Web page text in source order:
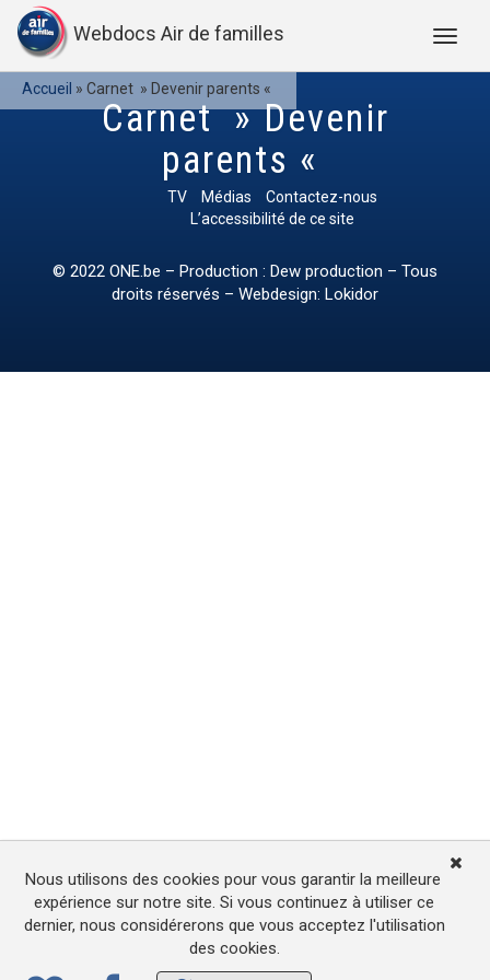
Webdocs Air de familles
Accueil » Carnet » Devenir parents «
Carnet » Devenir
parents «
TV Médias
Contactez-nous
L’accessibilité de ce site
© 2022 ONE.be – Production : Dew production – Tous
droits réservés – Webdesign: Lokidor
Nous utilisons des cookies pour vous garantir la meilleure
expérience sur notre site. Si vous continuez à utiliser ce
dernier, nous considérerons que vous acceptez l'utilisation
des cookies.